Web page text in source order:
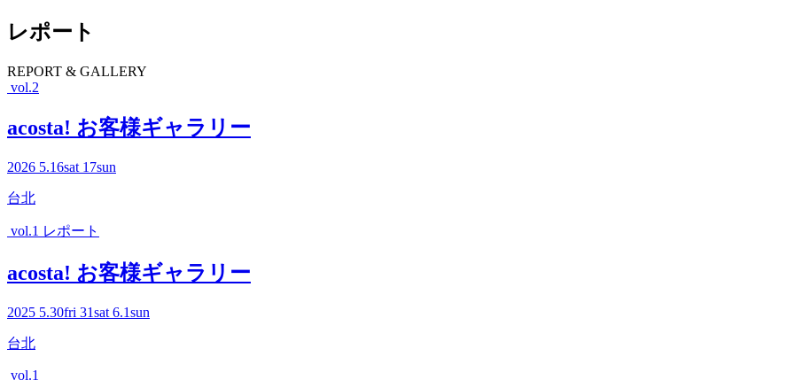
レポート
REPORT & GALLERY
vol.2
acosta! お客様ギャラリー
2026 5.16sat 17sun
台北
vol.1 レポート
acosta! お客様ギャラリー
2025 5.30fri 31sat 6.1sun
台北
vol.1